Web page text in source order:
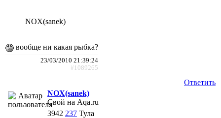
NOX(sanek)
вообще ни какая рыбка?
23/03/2010 21:39:24
#1089265
Ответить
NOX(sanek)
Свой на Aqa.ru
3942 237 Тула